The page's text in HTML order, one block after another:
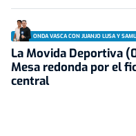
ONDA VASCA CON JUANJO LUSA Y
La Movida Deportiva
Mesa redonda por el
central